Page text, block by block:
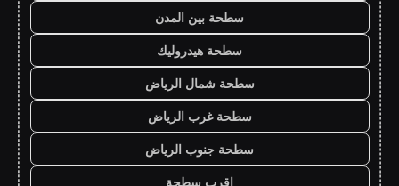
سطحة بين المدن
سطحة هيدروليك
سطحة شمال الرياض
سطحة غرب الرياض
سطحة جنوب الرياض
اقرب سطحة